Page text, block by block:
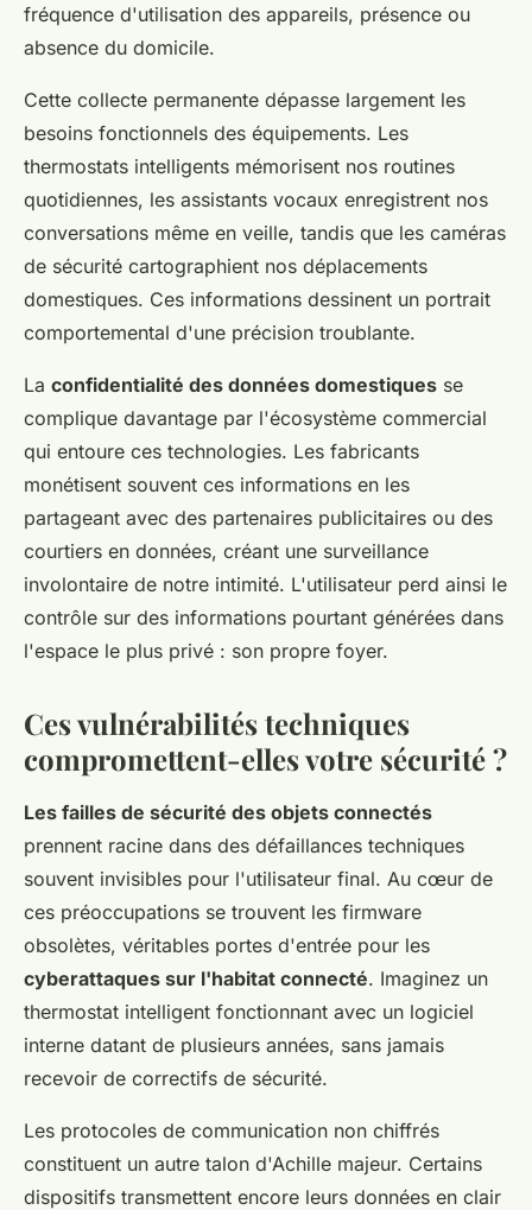
fréquence d'utilisation des appareils, présence ou
absence du domicile.
Cette collecte permanente dépasse largement les
besoins fonctionnels des équipements. Les
thermostats intelligents mémorisent nos routines
quotidiennes, les assistants vocaux enregistrent nos
conversations même en veille, tandis que les caméras
de sécurité cartographient nos déplacements
domestiques. Ces informations dessinent un portrait
comportemental d'une précision troublante.
La confidentialité des données domestiques se
complique davantage par l'écosystème commercial
qui entoure ces technologies. Les fabricants
monétisent souvent ces informations en les
partageant avec des partenaires publicitaires ou des
courtiers en données, créant une surveillance
involontaire de notre intimité. L'utilisateur perd ainsi le
contrôle sur des informations pourtant générées dans
l'espace le plus privé : son propre foyer.
Ces vulnérabilités techniques
compromettent-elles votre sécurité ?
Les failles de sécurité des objets connectés
prennent racine dans des défaillances techniques
souvent invisibles pour l'utilisateur final. Au cœur de
ces préoccupations se trouvent les firmware
obsolètes, véritables portes d'entrée pour les
cyberattaques sur l'habitat connecté. Imaginez un
thermostat intelligent fonctionnant avec un logiciel
interne datant de plusieurs années, sans jamais
recevoir de correctifs de sécurité.
Les protocoles de communication non chiffrés
constituent un autre talon d'Achille majeur. Certains
dispositifs transmettent encore leurs données en clair